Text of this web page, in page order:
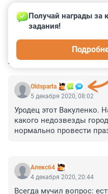
КОММЕНТАРИИ 11
Oldsparta
Получай награды за
задания!
5 декабря 2020, 08:02
Уродец этот Вакуленко.
какого недозвезды
нормально провести
Алекс64
4 декабря 2020, 20:44
Всегда мучил вопрос: